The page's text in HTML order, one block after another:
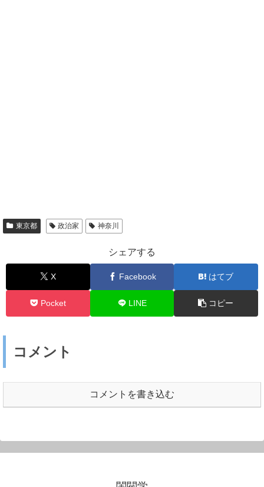
東京都 政治家 神奈川
シェアする
X Facebook はてブ
Pocket LINE コピー
コメント
コメントを書き込む